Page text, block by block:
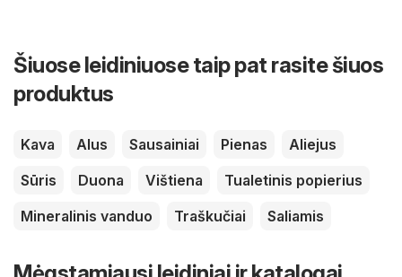
Šiuose leidiniuose taip pat rasite šiuos
produktus
Kava Alus Sausainiai Pienas
Aliejus
Sūris
Duona Vištiena
Tualetinis popierius
Mineralinis vanduo
Traškučiai Saliamis